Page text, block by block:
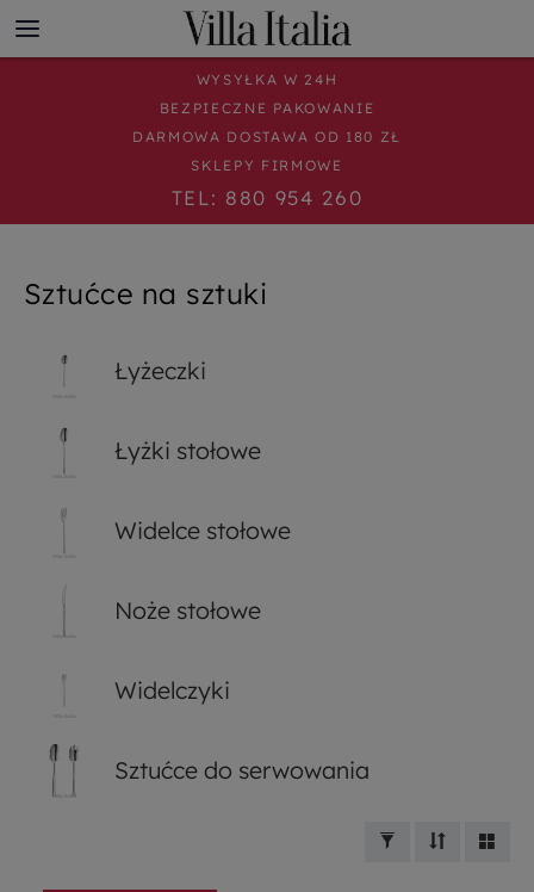
WYSYŁKA W 24H
BEZPIECZNE PAKOWANIE
DARMOWA DOSTAWA OD 180 ZŁ
SKLEPY FIRMOWE
TEL: 880 954 260
Sztućce na sztuki
Łyżeczki
Łyżki stołowe
Widelce stołowe
Noże stołowe
Widelczyki
Sztućce do serwowania